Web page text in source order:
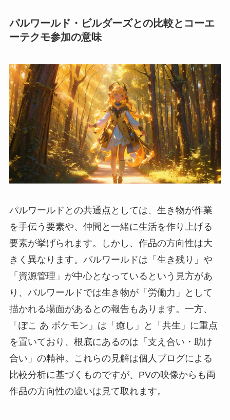
パルワールド・ビルダーズとの比較とコーエ
ーテクモ参加の意味
パルワールドとの共通点としては、生き物が作業
を手伝う要素や、仲間と一緒に生活を作り上げる
要素が挙げられます。しかし、作品の方向性は大
きく異なります。パルワールドは「生き残り」や
「資源管理」が中心となっているという見方があ
り、パルワールドでは生き物が「労働力」として
描かれる場面があるとの報告もあります。一方、
「ぽこ あ ポケモン」は「癒し」と「共生」に重点
を置いており、根底にあるのは「支え合い・助け
合い」の精神。これらの見解は個人ブログによる
比較分析に基づくものですが、PVの映像からも両
作品の方向性の違いは見て取れます。